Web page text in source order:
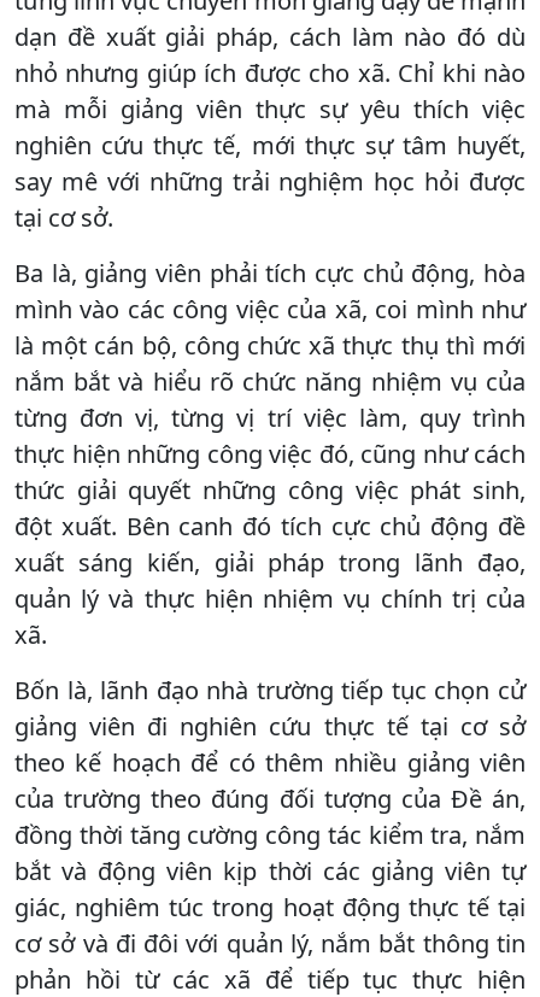
dạn đề xuất giải pháp, cách làm nào đó dù
nhỏ nhưng giúp ích được cho xã. Chỉ khi nào
mà mỗi giảng viên thực sự yêu thích việc
nghiên cứu thực tế, mới thực sự tâm huyết,
say mê với những trải nghiệm học hỏi được
tại cơ sở.
Ba là, giảng viên phải tích cực chủ động, hòa
mình vào các công việc của xã, coi mình như
là một cán bộ, công chức xã thực thụ thì mới
nắm bắt và hiểu rõ chức năng nhiệm vụ của
từng đơn vị, từng vị trí việc làm, quy trình
thực hiện những công việc đó, cũng như cách
thức giải quyết những công việc phát sinh,
đột xuất. Bên canh đó tích cực chủ động đề
xuất sáng kiến, giải pháp trong lãnh đạo,
quản lý và thực hiện nhiệm vụ chính trị của
xã.
Bốn là, lãnh đạo nhà trường tiếp tục chọn cử
giảng viên đi nghiên cứu thực tế tại cơ sở
theo kế hoạch để có thêm nhiều giảng viên
của trường theo đúng đối tượng của Đề án,
đồng thời tăng cường công tác kiểm tra, nắm
bắt và động viên kịp thời các giảng viên tự
giác, nghiêm túc trong hoạt động thực tế tại
cơ sở và đi đôi với quản lý, nắm bắt thông tin
phản hồi từ các xã để tiếp tục thực hiện